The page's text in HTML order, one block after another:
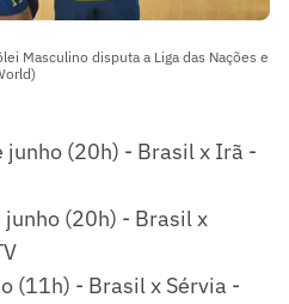
Masculino disputa a Liga das Nações e
(20h) - Brasil x Irã -
(20h) - Brasil x
(11h) - Brasil x Sérvia -